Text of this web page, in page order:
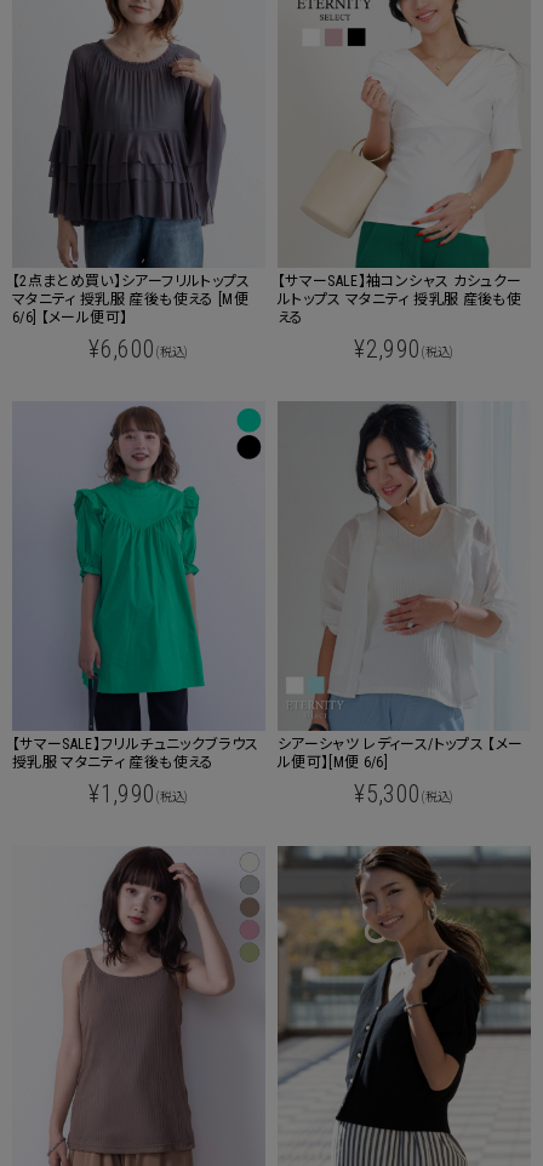
【2点まとめ買い】シアーフリルトップス
マタニティ 授乳服 産後も使える [M便
6/6] 【メール便可】
¥6,600 (税込)
【サマーSALE】袖コンシャス カシュクー
ルトップス マタニティ 授乳服 産後も使
える
¥2,990 (税込)
【サマーSALE】フリルチュニックブラウス
授乳服 マタニティ 産後も使える
¥1,990 (税込)
シアーシャツ レディース/トップス 【メー
ル便可】[M便 6/6]
¥5,300 (税込)